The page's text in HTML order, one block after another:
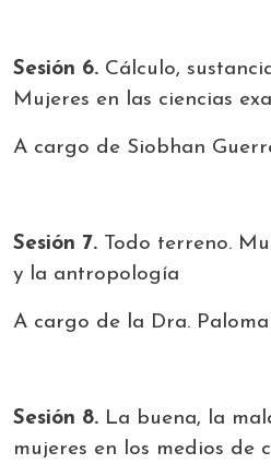
Sesión 6. Cálculo,
Mujeres en las ciencias
A cargo de Siobhan
Sesión 7. Todo terreno.
y la antropología
A cargo de la Dra.
Sesión 8. La buena, la
mujeres en los medios de